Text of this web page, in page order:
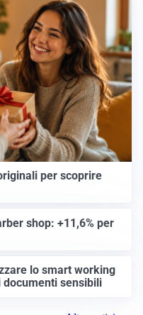
per scoprire
shop: +11,6% per
lo smart working
documenti sensibili